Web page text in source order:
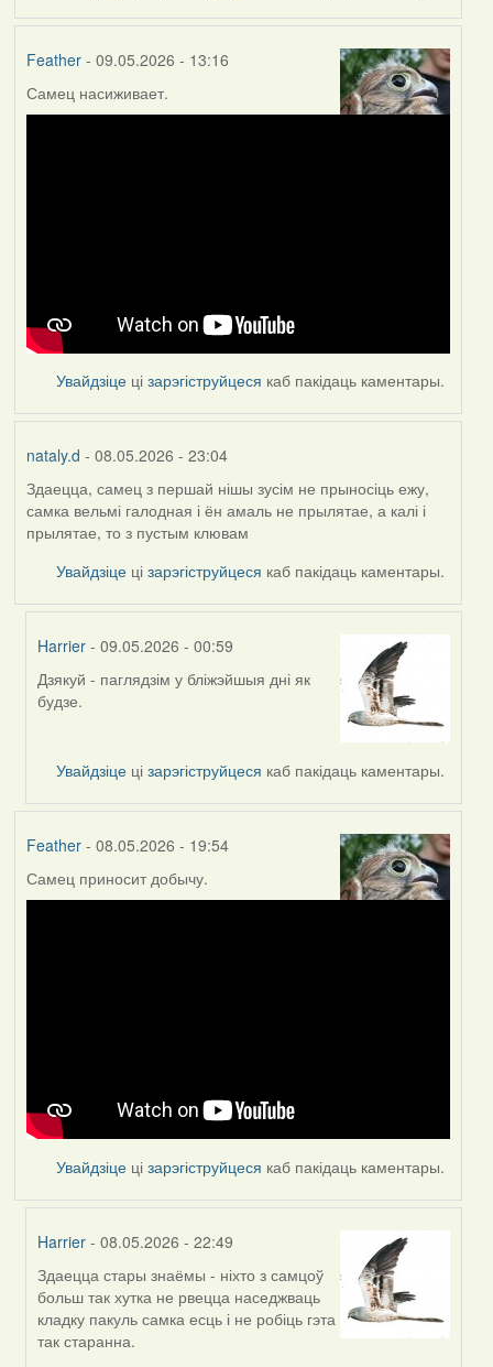
Feather- 09.05.2026 - 13:16
Самец насиживает.
Увайдзіце цізарэгіструйцеся каб пакідаць каментары.
nataly.d - 08.05.2026 - 23:04
Здаецца, самец з першай нішы зусім не прыносіць ежу,
самка вельмі галодная і ён амаль не прылятае, а калі і
прылятае, то з пустым клювам
Увайдзіце цізарэгіструйцеся каб пакідаць каментары.
Harrier - 09.05.2026 - 00:59
In
reply
nataly.d
Дзякуй - паглядзім у бліжэйшыя дні як
будзе.
Увайдзіце цізарэгіструйцеся каб пакідаць каментары.
Feather- 08.05.2026 - 19:54
Самец приносит добычу.
Увайдзіце цізарэгіструйцеся каб пакідаць каментары.
Harrier - 08.05.2026 - 22:49
In
reply
to
by
Здаецца стары знаёмы - ніхто з самцоў
больш так хутка не рвецца наседжваць
кладку пакуль самка есць і не робіць гэта
так старанна.